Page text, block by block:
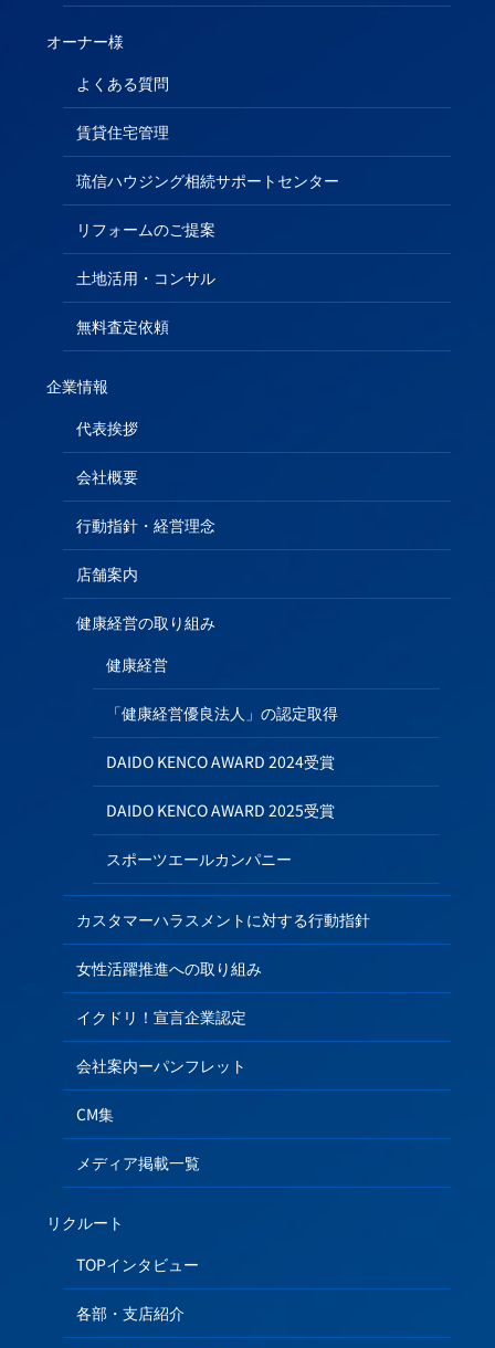
オーナー様
よくある質問
賃貸住宅管理
琉信ハウジング相続サポートセンター
リフォームのご提案
土地活用・コンサル
無料査定依頼
企業情報
代表挨拶
会社概要
行動指針・経営理念
店舗案内
健康経営の取り組み
健康経営
「健康経営優良法人」の認定取得
DAIDO KENCO AWARD 2024受賞
DAIDO KENCO AWARD 2025受賞
スポーツエールカンパニー
カスタマーハラスメントに対する行動指針
女性活躍推進への取り組み
イクドリ！宣言企業認定
会社案内ーパンフレット
CM集
メディア掲載一覧
リクルート
TOPインタビュー
各部・支店紹介